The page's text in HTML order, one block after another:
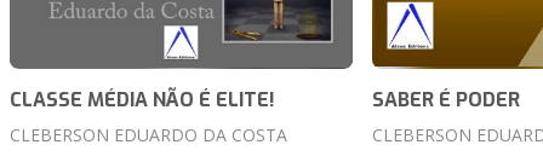
CLASSE MÉDIA NÃO É ELITE!
CLEBERSON EDUARDO DA COSTA
SABER É PODER
CLEBERSON